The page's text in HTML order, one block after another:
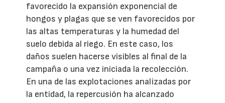
favorecido la expansión exponencial de
hongos y plagas que se ven favorecidos por
las altas temperaturas y la humedad del
suelo debida al riego. En este caso, los
daños suelen hacerse visibles al final de la
campaña o una vez iniciada la recolección.
En una de las explotaciones analizadas por
la entidad, la repercusión ha alcanzado